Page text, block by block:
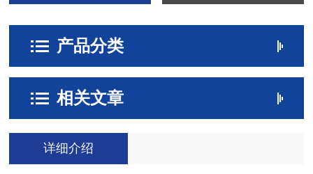
产品分类
相关文章
详细介绍